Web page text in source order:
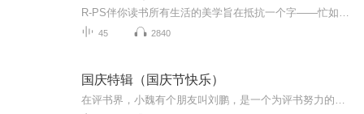
45 2840
国庆特辑（国庆节快乐）